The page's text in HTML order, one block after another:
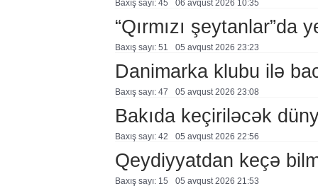
Baxış sayı: 45 06 avqust 2026 10:35
“Qırmızı şeytanlar”da
Baxış sayı: 51 05 avqust 2026 23:23
Danimarka klubu ilə
Baxış sayı: 47 05 avqust 2026 23:08
Bakıda keçiriləcək
Baxış sayı: 42 05 avqust 2026 22:56
Qeydiyyatdan keçə
Baxış sayı: 15 05 avqust 2026 21:53